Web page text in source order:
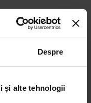
Despre
și alte tehnologii